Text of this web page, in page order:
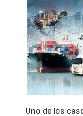
Uno de los